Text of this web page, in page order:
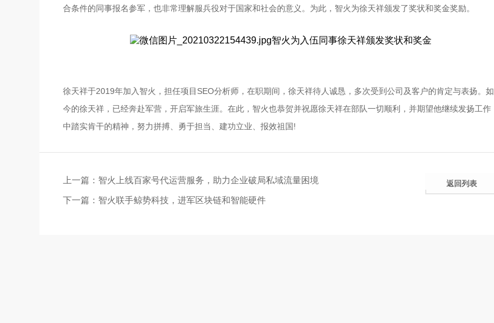
合条件的同事报名参军，也非常理解服兵役对于国家和社会的意义。为此，智火为徐天祥颁发了奖状和奖金奖励。
智火为入伍同事徐天祥颁发奖状和奖金
徐天祥于2019年加入智火，担任项目SEO分析师，在职期间，徐天祥待人诚恳，多次受到公司及客户的肯定与表扬。如
今的徐天祥，已经奔赴军营，开启军旅生涯。在此，智火也恭贺并祝愿徐天祥在部队一切顺利，并期望他继续发扬工作
中踏实肯干的精神，努力拼搏、勇于担当、建功立业、报效祖国!
上一篇： 智火上线百家号代运营服务，助力企业破局私域流量困境
下一篇： 智火联手鲸势科技，进军区块链和智能硬件
返回列表